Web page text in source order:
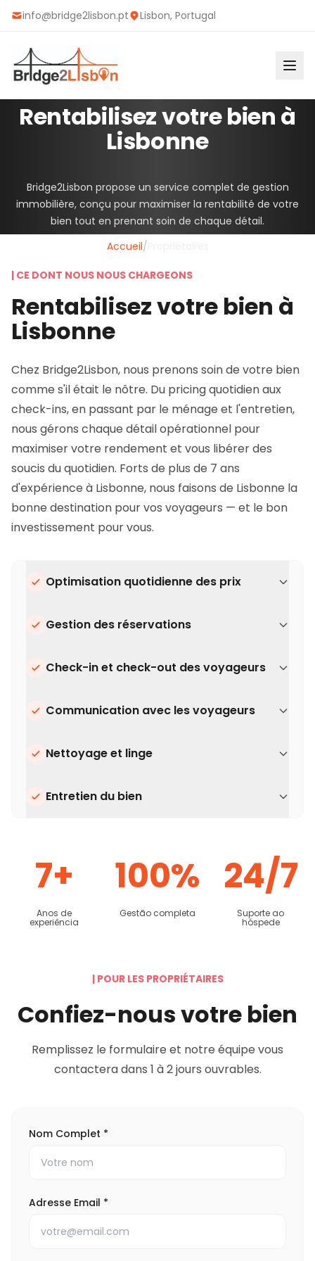
info@bridge2lisbon.pt Lisbon, Portugal
Rentabilisez votre bien à
Lisbonne
Bridge2Lisbon propose un service complet de gestion
immobilière, conçu pour maximiser la rentabilité de votre
bien tout en prenant soin de chaque détail.
Accueil/
| CE DONT NOUS NOUS CHARGEONS
Rentabilisez votre bien à
Lisbonne
Chez Bridge2Lisbon, nous prenons soin de votre bien
comme s'il était le nôtre. Du pricing quotidien aux
check-ins, en passant par le ménage et l'entretien,
nous gérons chaque détail opérationnel pour
maximiser votre rendement et vous libérer des
soucis du quotidien. Forts de plus de 7 ans
d'expérience à Lisbonne, nous faisons de Lisbonne la
bonne destination pour vos voyageurs — et le bon
investissement pour vous.
Optimisation quotidienne des prix
Gestion des réservations
Check-in et check-out des voyageurs
Communication avec les voyageurs
Nettoyage et linge
Entretien du bien
7+
Anos de
experiência
100%
Gestão completa
24/7
Suporte ao
hóspede
| POUR LES PROPRIÉTAIRES
Confiez-nous votre bien
Remplissez le formulaire et notre équipe vous
contactera dans 1 à 2 jours ouvrables.
Nom Complet *
Adresse Email *